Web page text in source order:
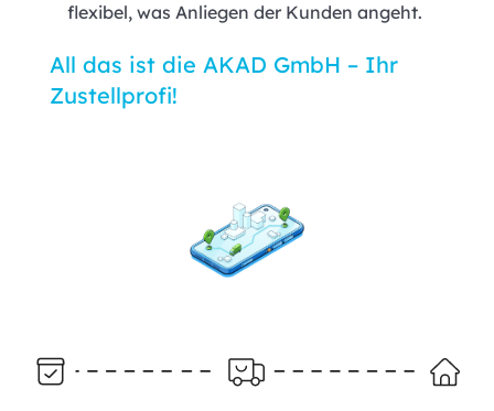
flexibel, was Anliegen der Kunden angeht.
All das ist die AKAD GmbH – Ihr
Zustellprofi!